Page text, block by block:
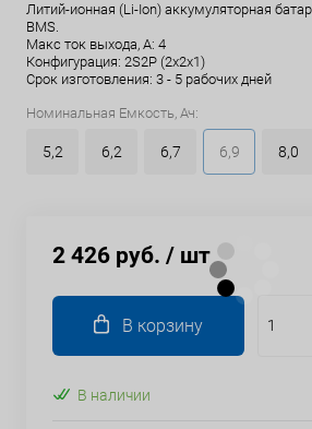
Литий-ионная (Li-Ion) аккумуляторная
BMS.
Макс ток выхода, А: 4
Конфигурация: 2S2P (2x2x1)
Срок изготовления: 3 - 5 рабочих дней
Номинальная Емкость, Ач:
5,2 6,2 6,7 6,9 8,0
2 426 руб. / шт
В корзину
В наличии